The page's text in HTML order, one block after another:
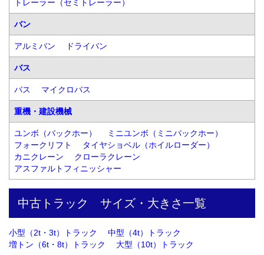
トレーラー（セミトレーラー）
バン
アルミバン ドライバン
バス
バス マイクロバス
重機・建設機械
ユンボ（バックホー）
ミニユンボ（ミニバックホー）
フォークリフト
タイヤショベル（ホイルローダー）
カニクレーン
クローラクレーン
アスファルトフィニッシャー
中古トラック　サイズ・大きさ一覧
小型（2t・3t）トラック
中型（4t）トラック
増トン（6t・8t）トラック
大型（10t）トラック